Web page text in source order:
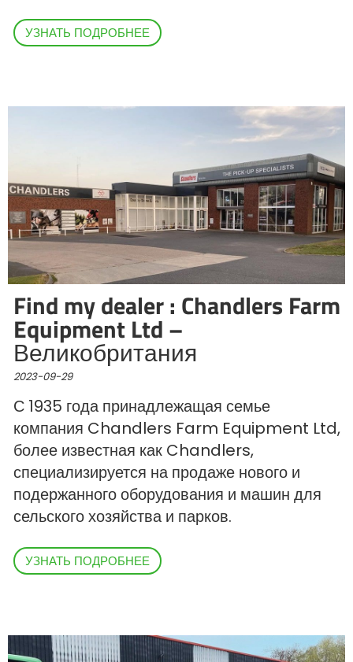
한국의
中文
Português
Türk
رسید ن
УЗНАТЬ ПОДРОБНЕЕ
Find my dealer : Chandlers Farm
Equipment Ltd –
Великобритания
2023-09-29
С 1935 года принадлежащая семье
компания Chandlers Farm Equipment Ltd,
более известная как Chandlers,
специализируется на продаже нового и
подержанного оборудования и машин для
сельского хозяйства и парков.
УЗНАТЬ ПОДРОБНЕЕ